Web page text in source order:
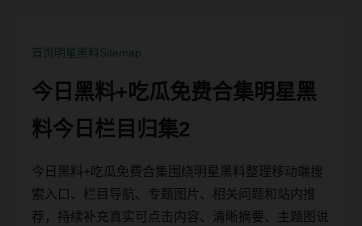
首页明星黑料Sitemap
今日黑料+吃瓜免费合集明星黑
料今日栏目归集2
今日黑料+吃瓜免费合集围绕明星黑料整理移动端搜
索入口、栏目导航、专题图片、相关问题和站内推
荐，持续补充真实可点击内容、清晰摘要、主题图说